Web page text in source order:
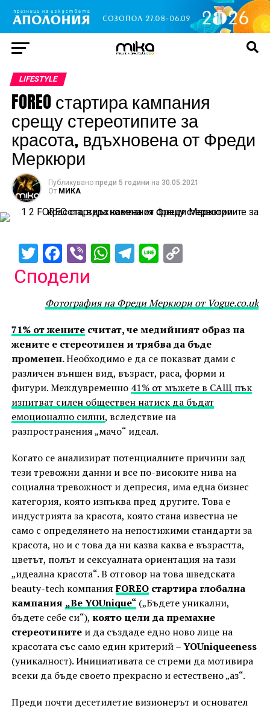
LIFESTYLE
FOREO стартира кампания
срещу стереотипите за
красота, вдъхновена от Фреди
Меркюри
Публикувано преди 5 години на 30.05.2021
От МИКА
TwitterFacebook
ViberWhatsApp
Telegram
Line
Сподели
Фотография на Фреди Меркюри от Vogue.co.uk
71% от женитесчитат, че медийният образ на
жените е стереотипен и трябва да бъде
променен.Необходимо е да се показват дами с
различен външен вид, възраст, раса, форми и
фигури. Междувременно 41% от мъжете в САЩ пък
изпитват силен обществен натиск да бъдат
емоционално силни, вследствие на
разпространения „мачо“ идеал.
Когато се анализират потенциалните причини зад
тези тревожни данни и все по-високите нива на
социална тревожност и депресия, има една бизнес
категория, която изпъква пред другите. Това е
индустрията за красота, която стана известна не
само с определянето на непостижими стандарти за
красота, но и с това да ни казва каква е възрастта,
цветът, полът и сексуалната ориентация на тази
„идеална красота“. В отговор на това шведската
beauty-tech компанияFOREO стартира глобална
кампания „Be YOUnique“(„Бъдете уникални,
бъдете себе си“), която цели да премахне
стереотипитеи да създаде едно ново лице на
красотата със само един критерий –YOUniqueeness
(уникалност). Инициативата се стреми да мотивира
всеки да бъде своето прекрасно и естествено „аз“.
Преди почти десетилетие визионерът и основател